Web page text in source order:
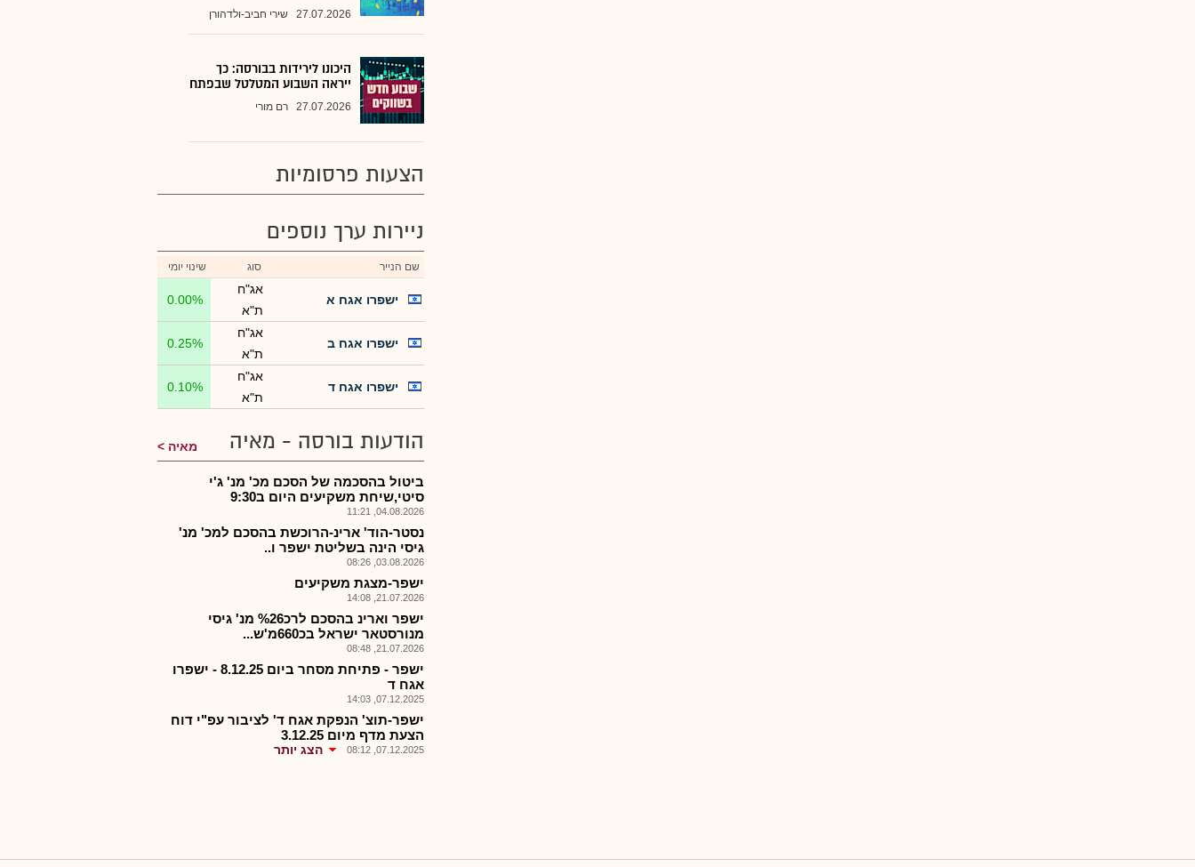
27.07.2026 שירי חביב-ולדהורן
היכונו לירידות בבורסה: כך
ייראה השבוע המטלטל שבפתח
27.07.2026 רם מורי
הצעות פרסומיות
ניירות ערך נוספים
שם הנייר סוג שינוי יומי
ישפרו אגח א
אג"ח
ת"א
0.00%
ישפרו אגח ב
אג"ח
ת"א
0.25%
ישפרו אגח ד
אג"ח
ת"א
0.10%
הודעות בורסה - מאיה מאיה
ביטול בהסכמה של הסכם מכ' מנ' ג'י
סיטי,שיחת משקיעים היום ב9:30
04.08.2026, 11:21
נסטר-הוד' ארינ-הרוכשת בהסכם למכ' מנ'
גיסי הינה בשליטת ישפר ו..
03.08.2026, 08:26
ישפר-מצגת משקיעים
21.07.2026, 14:08
ישפר וארינ בהסכם לרכ%26 מנ' גיסי
מנורסטאר ישראל בכ660מ'ש...
21.07.2026, 08:48
ישפר - פתיחת מסחר ביום 8.12.25 - ישפרו
אגח ד
07.12.2025, 14:03
ישפר-תוצ' הנפקת אגח ד' לציבור עפ"י דוח
הצעת מדף מיום 3.12.25
07.12.2025, 08:12 הצג יותר